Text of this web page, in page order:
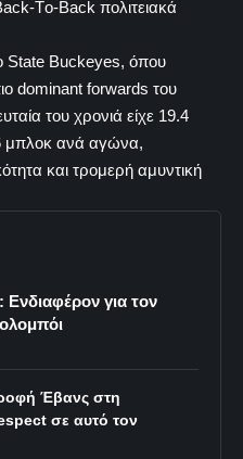
Τo-Βack πολιτειακά
State Buckeyes, όπου
dominant forwards του
του χρονιά είχε 19.4
μπλοκ ανά αγώνα,
και τρομερή αμυντική
Ενδιαφέρον για τον
Έβανς στη
σε αυτό τον